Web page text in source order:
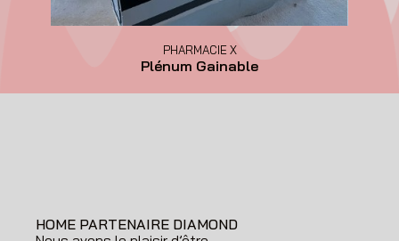
PHARMACIE X
Plénum Gainable
HOME PARTENAIRE DIAMOND